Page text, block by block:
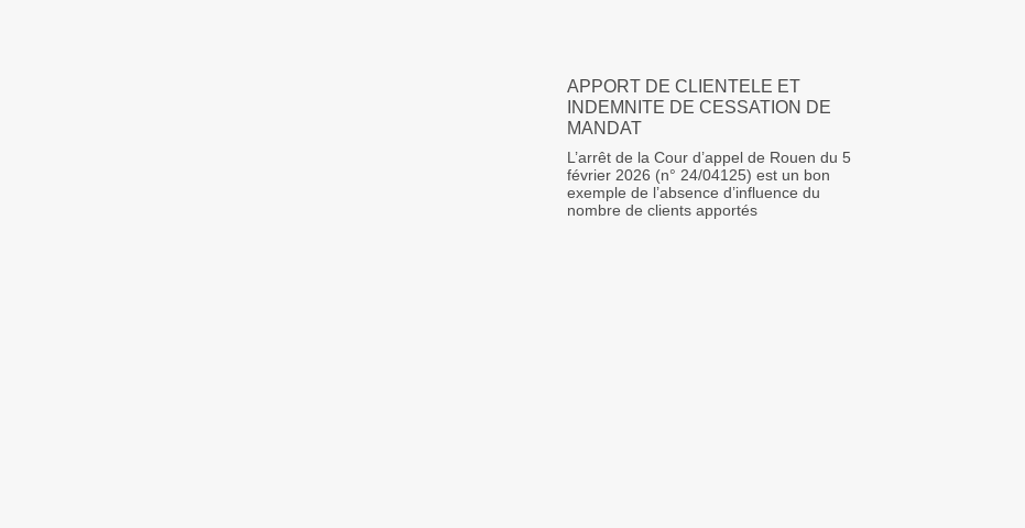
APPORT DE CLIENTELE ET
INDEMNITE DE CESSATION DE
MANDAT
L’arrêt de la Cour d’appel de Rouen du 5
février 2026 (n° 24/04125) est un bon
exemple de l’absence d’influence du
nombre de clients apportés